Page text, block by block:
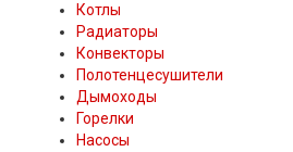
Котлы
Радиаторы
Конвекторы
Полотенцесушители
Дымоходы
Горелки
Насосы